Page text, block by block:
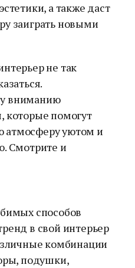
а также даст
заиграть новыми
не так
вниманию
которые помогут
уютом и
Смотрите и
способов
в свой интерьер
комбинации
подушки,